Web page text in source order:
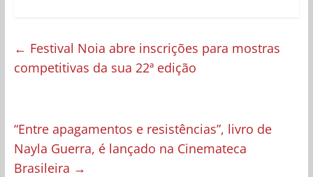
← Festival Noia abre inscrições para mostras
competitivas da sua 22ª edição
“Entre apagamentos e resistências”, livro de
Nayla Guerra, é lançado na Cinemateca
Brasileira →